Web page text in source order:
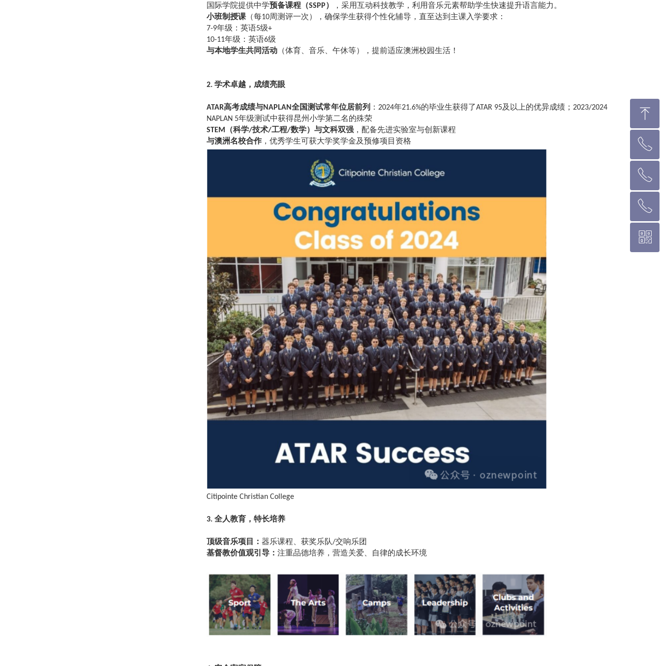
国际学院提供中学预备课程（SSPP）
，采用互动科技教学，利用音乐元素帮助学生快速提升语言能力。
小班制授课（每10周测评一次），确保学生获得个性化辅导，直至达到主课入学要求：
7-9年级：英语5级+
10-11年级：英语6级
与本地学生共同活动（体育、音乐、午休等），提前适应澳洲校园生活！
2. 学术卓越，成绩亮眼
ATAR高考成绩与NAPLAN全国测试常年位居前列 ： 2024年21.6%的毕业生获得了ATAR 95及以上的优异成绩； 2023/2024
NAPLAN 5年级测试中获得昆州小学第二名的殊荣
STEM （科学/技术/工程/数学）与文科双强，配备先进实验室与创新课程
与澳洲名校合作，优秀学生可获大学奖学金及预修项目资格
Citipointe Christian College
3. 全人教育，特长培养
顶级音乐项目： 器乐课程、获奖乐队/交响乐团
基督教价值观引导： 注重品德培养，营造关爱、自律的成长环境
ꁸ
回到顶部
ꂅ
墨尔本热线 1300 039 646
ꂅ
悉 尼 热线 02 9282 9836
ꂅ
布里斯班热线 0426 456 158
ꀥ